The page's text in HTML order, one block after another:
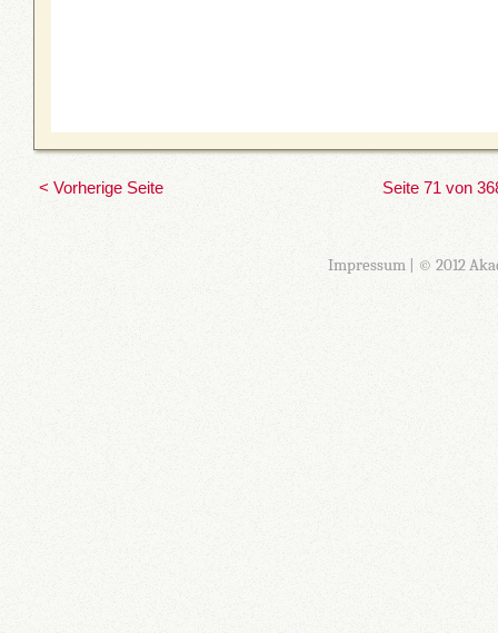
< Vorherige Seite Seite 71 von
Impressum| © 2012